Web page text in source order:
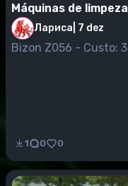
Máquinas de limpeza
Лариса 7 dez
1 0 0